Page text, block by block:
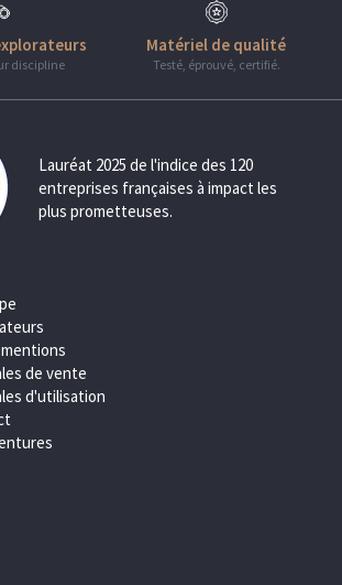
discipline
Matériel de qualité
Testé, éprouvé, certifié.
Lauréat 2025 de l'indice des 120
entreprises françaises à impact les
plus prometteuses.
de vente
d'utilisation